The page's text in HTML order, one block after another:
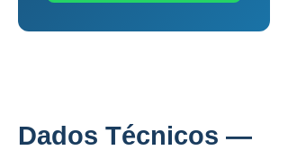
Dados Técnicos —